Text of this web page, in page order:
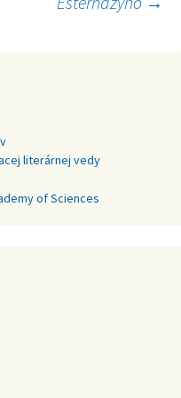
literárnej vedy
of Sciences